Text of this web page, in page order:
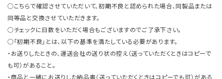
○こちらで確認させていただいて、初期不良と認められた場合、同製品または
同等品と交換させていただきます。
○チェックに日数をいただく場合もございますのでご了承下さい。
○「初期不良」とは、以下の基準を満たしている必要があります。
・お送りしたときの、運送会社の送り状の控え（送っていただくときはコピーで
も可）があること。
・商品と一緒にお送りした納品書（送っていただくときはコピーでも可）がある